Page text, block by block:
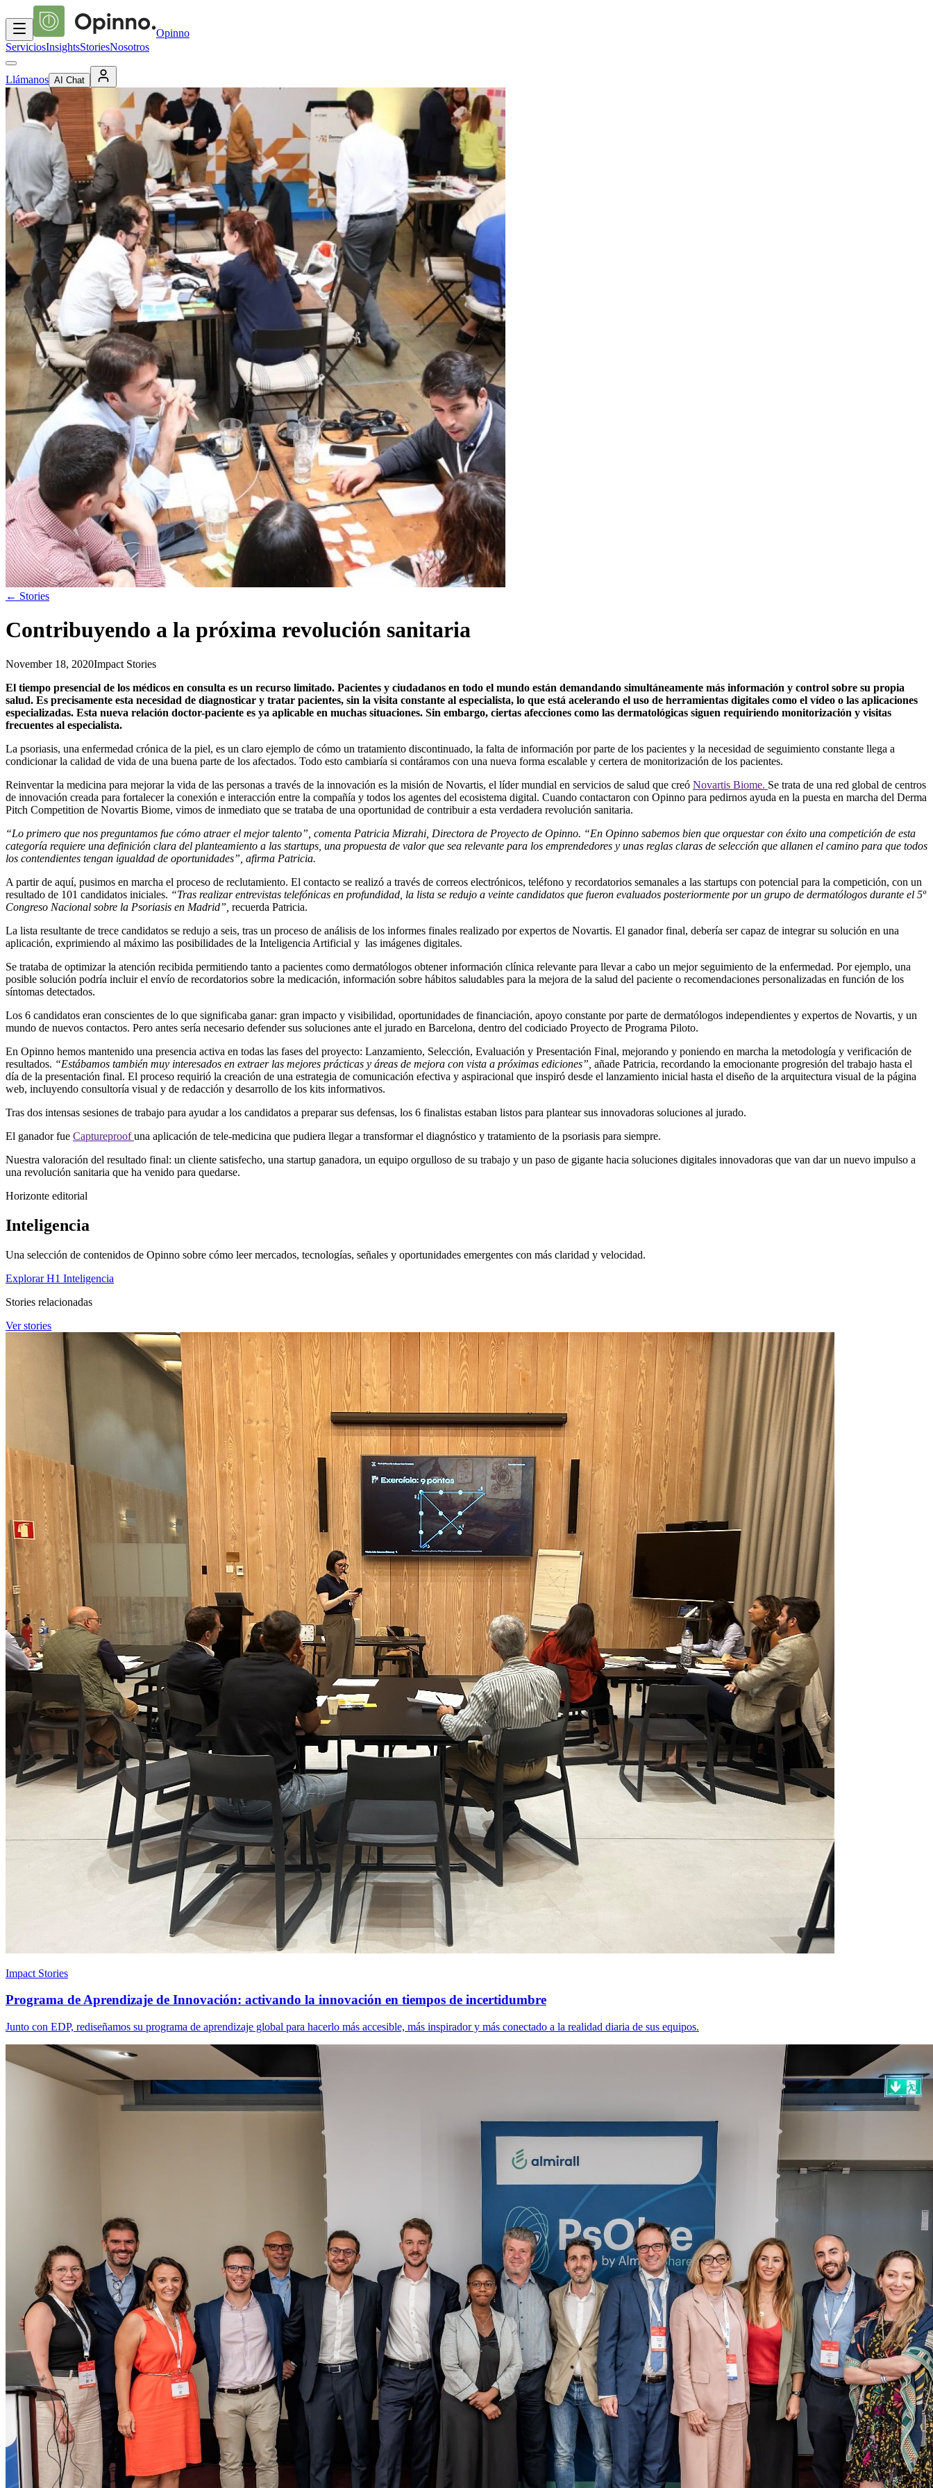
Opinno
ServiciosInsightsStoriesNosotros
Llámanos AI Chat
← Stories
Contribuyendo a la próxima revolución sanitaria
November 18, 2020Impact Stories
El tiempo presencial de los médicos en consulta es un recurso limitado. Pacientes y ciudadanos en todo el mundo están demandando simultáneamente más información y control sobre su propia
salud. Es precisamente esta necesidad de diagnosticar y tratar pacientes, sin la visita constante al especialista, lo que está acelerando el uso de herramientas digitales como el vídeo o las aplicaciones
especializadas. Esta nueva relación doctor-paciente es ya aplicable en muchas situaciones. Sin embargo, ciertas afecciones como las dermatológicas siguen requiriendo monitorización y visitas
frecuentes al especialista.
La psoriasis, una enfermedad crónica de la piel, es un claro ejemplo de cómo un tratamiento discontinuado, la falta de información por parte de los pacientes y la necesidad de seguimiento constante llega a
condicionar la calidad de vida de una buena parte de los afectados. Todo esto cambiaría si contáramos con una nueva forma escalable y certera de monitorización de los pacientes.
Reinventar la medicina para mejorar la vida de las personas a través de la innovación es la misión de Novartis, el líder mundial en servicios de salud que creó Novartis Biome. Se trata de una red global de centros
de innovación creada para fortalecer la conexión e interacción entre la compañía y todos los agentes del ecosistema digital. Cuando contactaron con Opinno para pedirnos ayuda en la puesta en marcha del Derma
Pitch Competition de Novartis Biome, vimos de inmediato que se trataba de una oportunidad de contribuir a esta verdadera revolución sanitaria.
“Lo primero que nos preguntamos fue cómo atraer el mejor talento”, comenta Patricia Mizrahi, Directora de Proyecto de Opinno. “En Opinno sabemos bien que orquestar con éxito una competición de esta
categoría requiere una definición clara del planteamiento a las startups, una propuesta de valor que sea relevante para los emprendedores y unas reglas claras de selección que allanen el camino para que todos
los contendientes tengan igualdad de oportunidades”, afirma Patricia.
A partir de aquí, pusimos en marcha el proceso de reclutamiento. El contacto se realizó a través de correos electrónicos, teléfono y recordatorios semanales a las startups con potencial para la competición, con un
resultado de 101 candidatos iniciales. “Tras realizar entrevistas telefónicas en profundidad, la lista se redujo a veinte candidatos que fueron evaluados posteriormente por un grupo de dermatólogos durante el 5º
Congreso Nacional sobre la Psoriasis en Madrid”, recuerda Patricia.
La lista resultante de trece candidatos se redujo a seis, tras un proceso de análisis de los informes finales realizado por expertos de Novartis. El ganador final, debería ser capaz de integrar su solución en una
aplicación, exprimiendo al máximo las posibilidades de la Inteligencia Artificial y las imágenes digitales.
Se trataba de optimizar la atención recibida permitiendo tanto a pacientes como dermatólogos obtener información clínica relevante para llevar a cabo un mejor seguimiento de la enfermedad. Por ejemplo, una
posible solución podría incluir el envío de recordatorios sobre la medicación, información sobre hábitos saludables para la mejora de la salud del paciente o recomendaciones personalizadas en función de los
síntomas detectados.
Los 6 candidatos eran conscientes de lo que significaba ganar: gran impacto y visibilidad, oportunidades de financiación, apoyo constante por parte de dermatólogos independientes y expertos de Novartis, y un
mundo de nuevos contactos. Pero antes sería necesario defender sus soluciones ante el jurado en Barcelona, dentro del codiciado Proyecto de Programa Piloto.
En Opinno hemos mantenido una presencia activa en todas las fases del proyecto: Lanzamiento, Selección, Evaluación y Presentación Final, mejorando y poniendo en marcha la metodología y verificación de
resultados. “Estábamos también muy interesados en extraer las mejores prácticas y áreas de mejora con vista a próximas ediciones”, añade Patricia, recordando la emocionante progresión del trabajo hasta el
día de la presentación final. El proceso requirió la creación de una estrategia de comunicación efectiva y aspiracional que inspiró desde el lanzamiento inicial hasta el diseño de la arquitectura visual de la página
web, incluyendo consultoría visual y de redacción y desarrollo de los kits informativos.
Tras dos intensas sesiones de trabajo para ayudar a los candidatos a preparar sus defensas, los 6 finalistas estaban listos para plantear sus innovadoras soluciones al jurado.
El ganador fue Captureproofuna aplicación de tele-medicina que pudiera llegar a transformar el diagnóstico y tratamiento de la psoriasis para siempre.
Nuestra valoración del resultado final: un cliente satisfecho, una startup ganadora, un equipo orgulloso de su trabajo y un paso de gigante hacia soluciones digitales innovadoras que van dar un nuevo impulso a
una revolución sanitaria que ha venido para quedarse.
Horizonte editorial
Inteligencia
Una selección de contenidos de Opinno sobre cómo leer mercados, tecnologías, señales y oportunidades emergentes con más claridad y velocidad.
Explorar H1 Inteligencia
Stories relacionadas
Ver stories
Impact Stories
Programa de Aprendizaje de Innovación: activando la innovación en tiempos de incertidumbre
Junto con EDP, rediseñamos su programa de aprendizaje global para hacerlo más accesible, más inspirador y más conectado a la realidad diaria de sus equipos.